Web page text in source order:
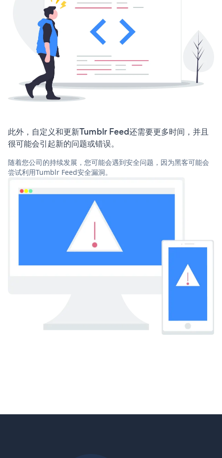
此外，自定义和更新Tumblr Feed还需要更多时间，并且
很可能会引起新的问题或错误。
随着您公司的持续发展，您可能会遇到安全问题，因为黑客可能会
尝试利用Tumblr Feed安全漏洞。